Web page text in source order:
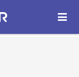
ОТКРЫТЬ